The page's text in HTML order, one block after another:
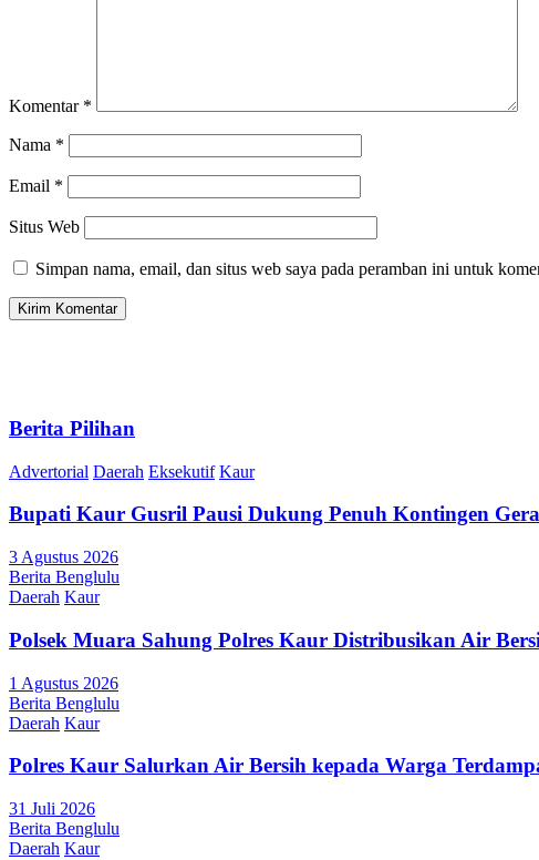
Komentar *
Nama *
Email *
Situs Web
Simpan nama, email, dan situs web saya pada peramban ini untuk
Berita Pilihan
Advertorial Daerah Eksekutif Kaur
Bupati Kaur Gusril Pausi Dukung Penuh Kontingen
3 Agustus 2026
Berita Benglulu
Daerah Kaur
Polsek Muara Sahung Polres Kaur Distribusikan Air
1 Agustus 2026
Berita Benglulu
Daerah Kaur
Polres Kaur Salurkan Air Bersih kepada Warga
31 Juli 2026
Berita Benglulu
Daerah Kaur